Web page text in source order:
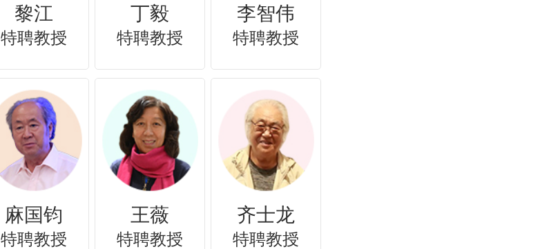
钱学格
特聘教授
李晓华
特聘教授
李当岐
特聘教授
麻淑云
特聘教授
吕艺生
特聘教授
徐燕
特聘教授